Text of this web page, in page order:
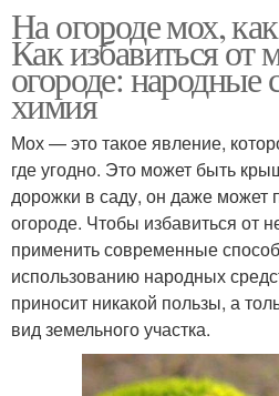
На огороде мох,
Как избавиться от
огороде: народные
химия
Мох — это такое явление,
где угодно. Это может быть
дорожки в саду, он даже может
огороде. Чтобы избавиться от
применить современные
использованию народных
приносит никакой пользы, а
вид земельного участка.